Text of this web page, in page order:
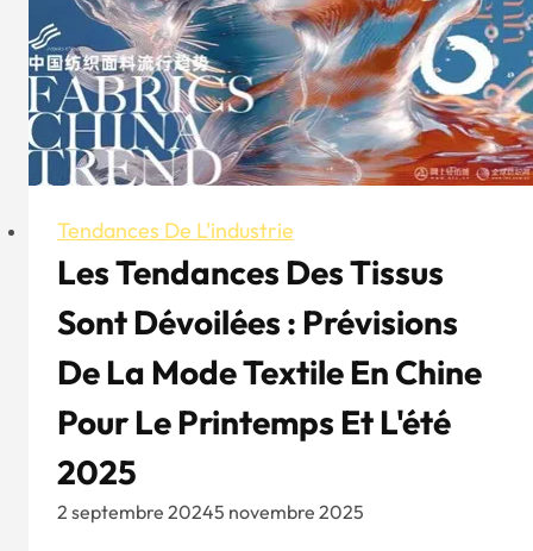
Tendances De L'industrie
Les Tendances Des Tissus
Sont Dévoilées : Prévisions
De La Mode Textile En Chine
Pour Le Printemps Et L'été
2025
2 septembre 20245 novembre 2025